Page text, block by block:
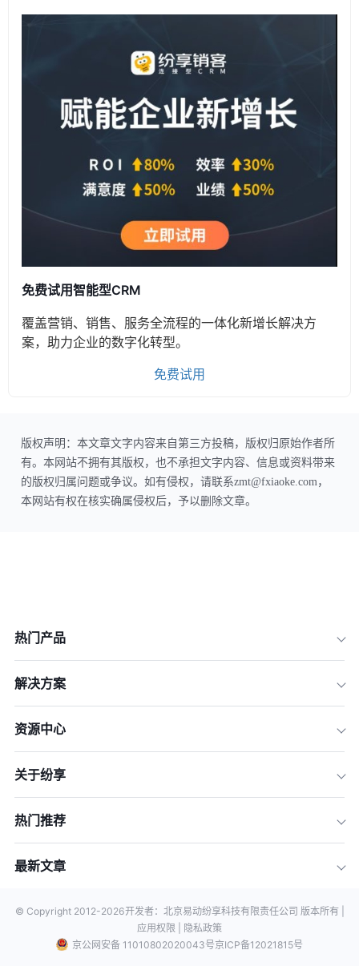
免费试用智能型CRM
覆盖营销、销售、服务全流程的一体化新增长解决方
案，助力企业的数字化转型。
免费试用
版权声明：本文章文字内容来自第三方投稿，版权归原始作者所
有。本网站不拥有其版权，也不承担文字内容、信息或资料带来
的版权归属问题或争议。如有侵权，请联系zmt@fxiaoke.com，
本网站有权在核实确属侵权后，予以删除文章。
热门产品
解决方案
资源中心
关于纷享
热门推荐
最新文章
© Copyright 2012-2026开发者：北京易动纷享科技有限责任公司 版本所有 |
应用权限 |
隐私政策
京公网安备 11010802020043号京ICP备12021815号